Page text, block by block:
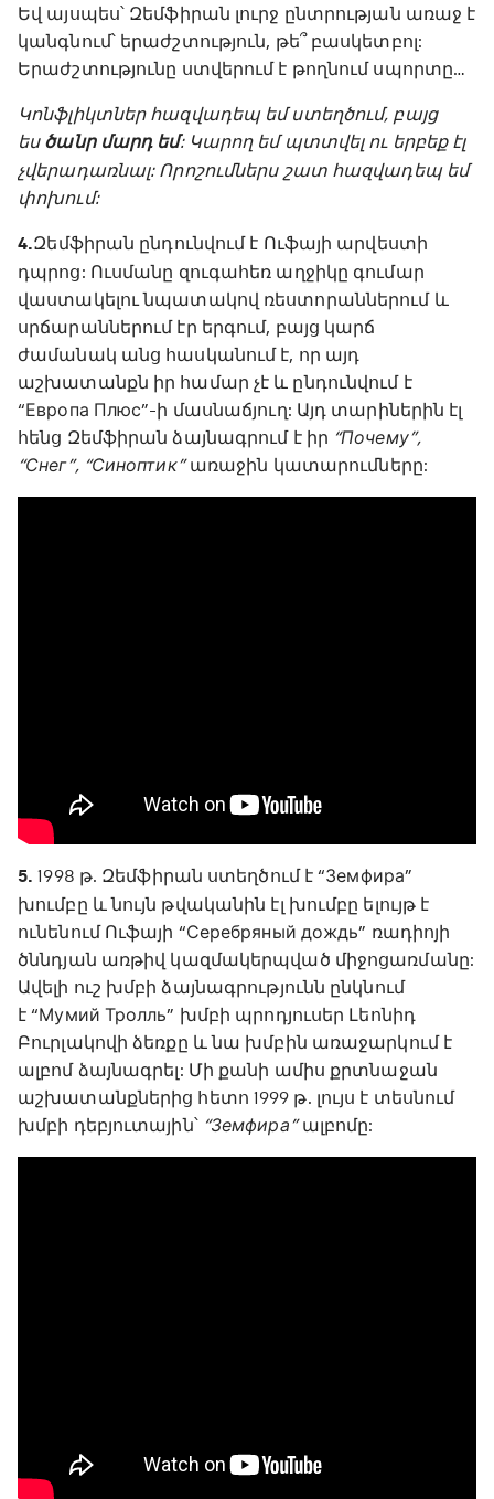
Եվ այսպես՝ Զեմֆիրան լուրջ ընտրության առաջ է
կանգնում՝ երաժշտություն, թե՞ բասկետբոլ:
Երաժշտությունը ստվերում է թողնում սպորտը…
Կոնֆլիկտներ հազվադեպ եմ ստեղծում, բայց
ես ծանր մարդ եմ: Կարող եմ պտտվել ու երբեք էլ
չվերադառնալ: Որոշումներս շատ հազվադեպ եմ
փոխում:
4.Զեմֆիրան ընդունվում է Ուֆայի արվեստի
դպրոց: Ուսմանը զուգահեռ աղջիկը գումար
վաստակելու նպատակով ռեստորաններում և
սրճարաններում էր երգում, բայց կարճ
ժամանակ անց հասկանում է, որ այդ
աշխատանքն իր համար չէ և ընդունվում է
“Европа Плюс”-ի մասնաճյուղ: Այդ տարիներին էլ
հենց Զեմֆիրան ձայնագրում է իր “Почему”,
“Снег”, “Синоптик”առաջին կատարումները:
5.1998 թ. Զեմֆիրան ստեղծում է “Земфира”
խումբը և նույն թվականին էլ խումբը ելույթ է
ունենում Ուֆայի “Серебряный дождь” ռադիոյի
ծննդյան առթիվ կազմակերպված միջոցառմանը:
Ավելի ուշ խմբի ձայնագրությունն ընկնում
է “Мумий Тролль” խմբի պրոդյուսեր Լեոնիդ
Բուրլակովի ձեռքը և նա խմբին առաջարկում է
ալբոմ ձայնագրել: Մի քանի ամիս քրտնաջան
աշխատանքներից հետո 1999 թ. լույս է տեսնում
խմբի դեբյուտային՝ “Земфира”ալբոմը: